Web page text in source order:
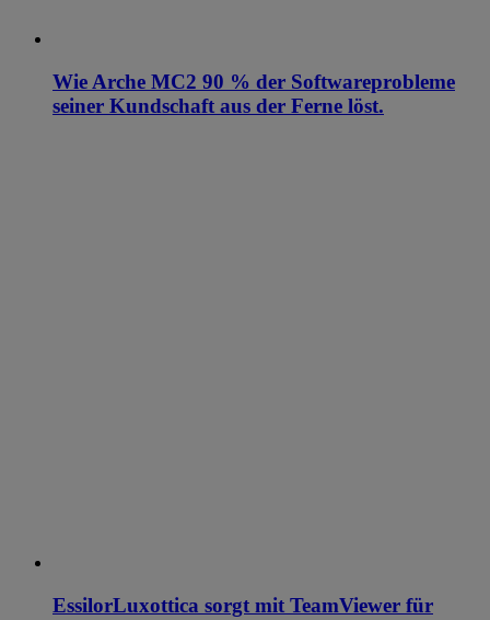
Wie Arche MC2 90 % der Softwareprobleme
seiner Kundschaft aus der Ferne löst.
EssilorLuxottica sorgt mit TeamViewer für